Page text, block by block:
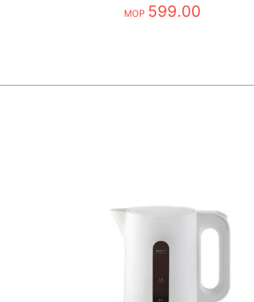
MOP 599.00